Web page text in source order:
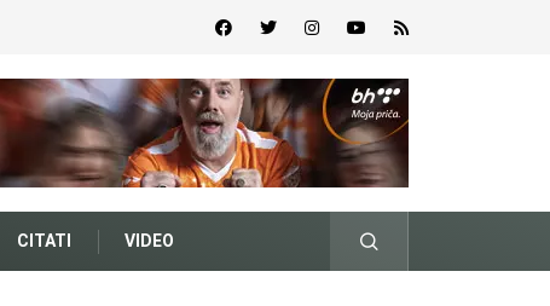
CITATI VIDEO